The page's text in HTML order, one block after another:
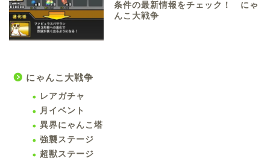
条件の最新情報をチェック！ にゃ
んこ大戦争
にゃんこ大戦争
レアガチャ
月イベント
異界にゃんこ塔
強襲ステージ
超獣ステージ